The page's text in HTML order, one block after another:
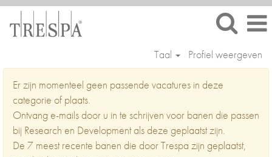
Taal Profiel weergeven
en
Development
Er zijn momenteel geen passende vacatures in deze
categorie of plaats.
Ontvang e-mails door u in te schrijven voor banen die passen
bij Research en Development als deze geplaatst zijn.
De 7 meest recente banen die door Trespa zijn geplaatst,